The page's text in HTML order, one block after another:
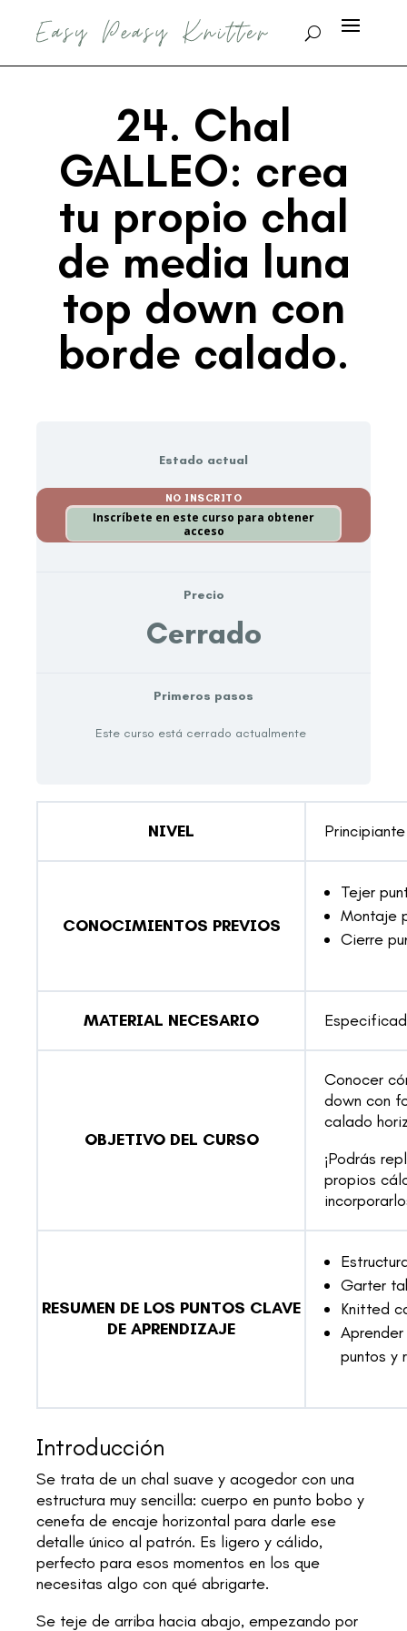
24. Chal
GALLEO: crea
tu propio chal
de media luna
top down con
borde calado.
Estado actual
NO INSCRITO
Inscríbete en este curso para obtener
acceso
Precio
Cerrado
Primeros pasos
Este curso está cerrado actualmente
NIVEL
CONOCIMIENTOS PREVIOS
Tejer
Montaje
Cierre
MATERIAL NECESARIO
OBJETIVO DEL CURSO
Conocer
down con
calado
¡Podrás
propios
RESUMEN DE LOS PUNTOS CLAVE
DE APRENDIZAJE
Garter
Knitted
puntos y
Introducción
Se trata de un chal suave y acogedor con una
estructura muy sencilla: cuerpo en punto bobo y
cenefa de encaje horizontal para darle ese
detalle único al patrón. Es ligero y cálido,
perfecto para esos momentos en los que
necesitas algo con qué abrigarte.
Se teje de arriba hacia abajo, empezando por